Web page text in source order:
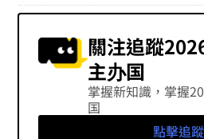
關注追蹤
主办国
掌握新知識，掌握
国
點擊追蹤